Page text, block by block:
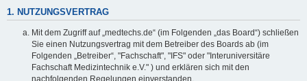
1. NUTZUNGSVERTRAG
Mit dem Zugriff auf „medtechs.de“ (im Folgenden „das Board“) schließen
Sie einen Nutzungsvertrag mit dem Betreiber des Boards ab (im
Folgenden „Betreiber“, "Fachschaft", "IFS" oder "Interuniversitäre
Fachschaft Medizintechnik e.V." ) und erklären sich mit den
nachfolgenden Regelungen einverstanden.